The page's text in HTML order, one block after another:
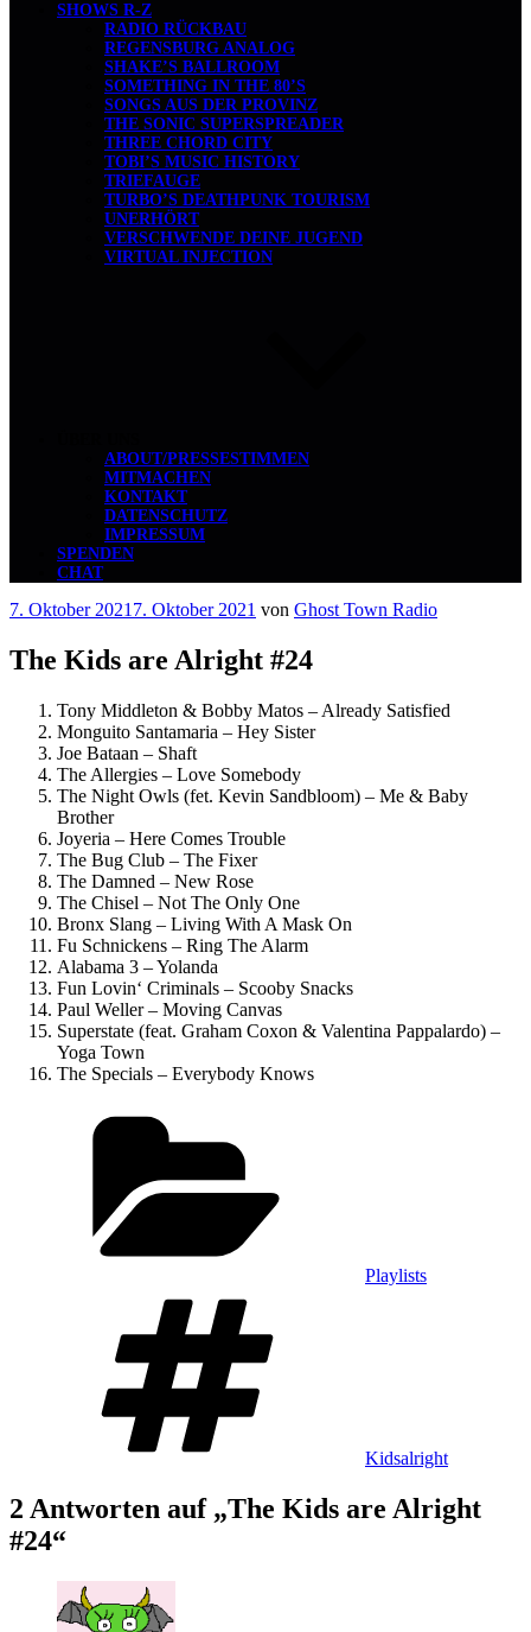
SHOWS R-Z
RADIO RÜCKBAU
REGENSBURG ANALOG
SHAKE’S BALLROOM
SOMETHING IN THE 80’S
SONGS AUS DER PROVINZ
THE SONIC SUPERSPREADER
THREE CHORD CITY
TOBI’S MUSIC HISTORY
TRIEFAUGE
TURBO’S DEATHPUNK TOURISM
UNERHÖRT
VERSCHWENDE DEINE JUGEND
VIRTUAL INJECTION
ABOUT/PRESSESTIMMEN
MITMACHEN
KONTAKT
DATENSCHUTZ
IMPRESSUM
SPENDEN
CHAT
Veröffentlicht
7. Oktober 2021 7. Oktober 2021 von Ghost Town Radio
The Kids are Alright #24
Tony Middleton & Bobby Matos – Already Satisfied
Monguito Santamaria – Hey Sister
Joe Bataan – Shaft
The Allergies – Love Somebody
The Night Owls (fet. Kevin Sandbloom) – Me & Baby
Brother
Joyeria – Here Comes Trouble
The Bug Club – The Fixer
The Damned – New Rose
The Chisel – Not The Only One
Bronx Slang – Living With A Mask On
Fu Schnickens – Ring The Alarm
Alabama 3 – Yolanda
Fun Lovin‘ Criminals – Scooby Snacks
Paul Weller – Moving Canvas
Superstate (feat. Graham Coxon & Valentina Pappalardo) –
Yoga Town
The Specials – Everybody Knows
Playlists
Kidsalright
2 Antworten auf „The Kids are Alright
#24“